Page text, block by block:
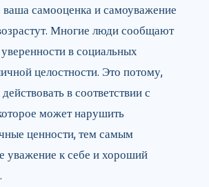
самооценка и самоуважение
Многие люди сообщают
в социальных
целостности. Это потому,
в соответствии с
может нарушить
ценности, тем самым
уважение к себе и хороший